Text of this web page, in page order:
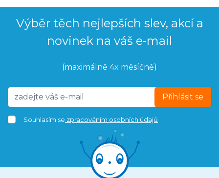
Výběr těch nejlepších slev, akcí a
novinek na váš e-mail
(maximálně 4x měsíčně)
Přihlásit se
Souhlasím se zpracováním osobních údajů